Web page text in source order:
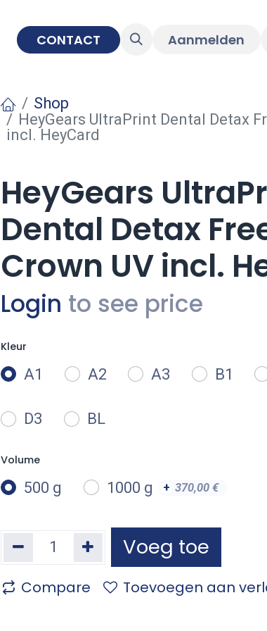
CONTACT Aanmelden
Shop
HeyGears UltraPrint Dental Detax
incl. HeyCard
HeyGears
Dental Detax
Crown UV incl.
Login to see price
Kleur
A1 A2 A3 B1
D3 BL
Volume
500 g 1000 g + 370,00€
Voeg toe
Compare Toevoegen aan